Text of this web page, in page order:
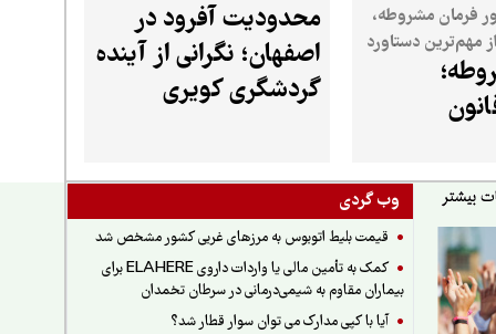
فرمان مشروطه،
مهم‌ترین دستاورد
محدودیت آفرود در
اصفهان؛ نگرانی از آینده
گردشگری کویری
وب گردی
قیمت بلیط اتوبوس به مرزهای غربی کشور مشخص شد
کمک به تأمین مالی یا واردات داروی ELAHERE برای
بیماران مقاوم به شیمی‌درمانی در سرطان تخمدان
آیا با کپی مدارک می توان سوار قطار شد؟